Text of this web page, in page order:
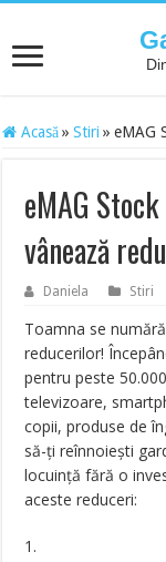
Acasă » Stiri » eMAG
eMAG
vânează
Daniela Stiri
Toamna se
reducerilor!
pentru peste
televizoare,
copii, produse de
să-ți reînnoiești
locuință fără o
aceste reduceri:
1.